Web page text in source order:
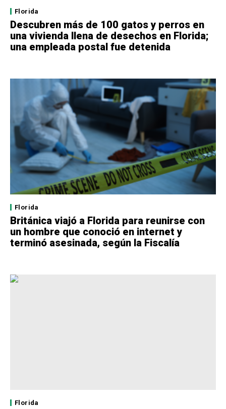
Florida
Descubren más de 100 gatos y perros en
una vivienda llena de desechos en Florida;
una empleada postal fue detenida
Florida
Británica viajó a Florida para reunirse con
un hombre que conoció en internet y
terminó asesinada, según la Fiscalía
Florida